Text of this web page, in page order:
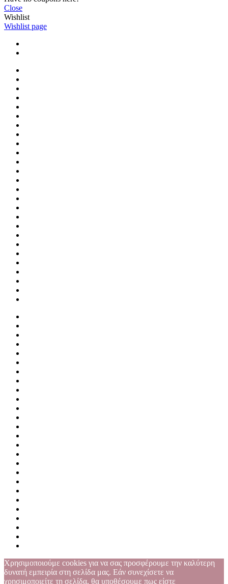
Close
Wishlist
Wishlist page
Χρησιμοποιούμε cookies για να σας προσφέρουμε την καλύτερη
δυνατή εμπειρία στη σελίδα μας. Εάν συνεχίσετε να
χρησιμοποιείτε τη σελίδα, θα υποθέσουμε πως είστε